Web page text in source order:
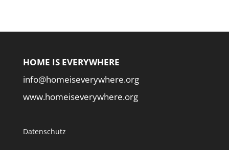
HOME IS EVERYWHERE
info@homeiseverywhere.org
www.homeiseverywhere.org
Datenschutz